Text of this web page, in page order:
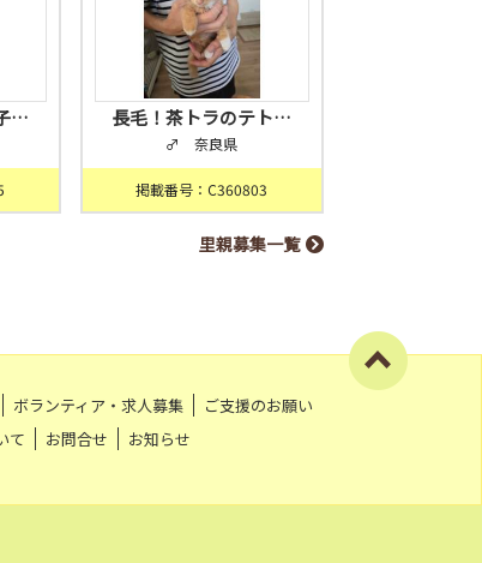
… 長毛！茶トラのテト…
♂ 奈良県
掲載番号：C360803
里親募集一覧
ボランティア・求人募集
ご支援のお願い
て お問合せ お知らせ